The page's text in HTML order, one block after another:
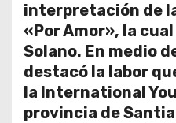
interpretación de
«Por Amor», la
Solano. En medio
destacó la labor
la International
provincia de